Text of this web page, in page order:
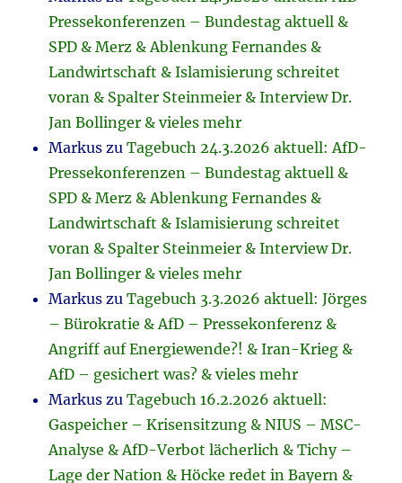
Pressekonferenzen – Bundestag aktuell &
SPD & Merz & Ablenkung Fernandes &
Landwirtschaft & Islamisierung schreitet
voran & Spalter Steinmeier & Interview Dr.
Jan Bollinger & vieles mehr
Markus zuTagebuch 24.3.2026 aktuell: AfD-
Pressekonferenzen – Bundestag aktuell &
SPD & Merz & Ablenkung Fernandes &
Landwirtschaft & Islamisierung schreitet
voran & Spalter Steinmeier & Interview Dr.
Jan Bollinger & vieles mehr
Markus zuTagebuch 3.3.2026 aktuell: Jörges
– Bürokratie & AfD – Pressekonferenz &
Angriff auf Energiewende?! & Iran-Krieg &
AfD – gesichert was? & vieles mehr
Markus zuTagebuch 16.2.2026 aktuell:
Gaspeicher – Krisensitzung & NIUS – MSC-
Analyse & AfD-Verbot lächerlich & Tichy –
Lage der Nation & Höcke redet in Bayern &